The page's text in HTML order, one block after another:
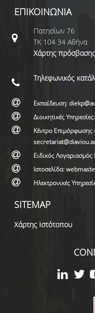
ΕΠΙΚΟΙΝΩΝΙΑ
Πατησίων 76
ΤΚ 104 34 Αθήνα
Χάρτης πρόσβασης
Τηλεφωνικός
Εκπαίδευση:
Διοικητικές
Κέντρο
Ειδικός
Ιστοσελίδα:
Ηλεκτρονικές
SITEMAP
Χάρτης Ιστότοπου